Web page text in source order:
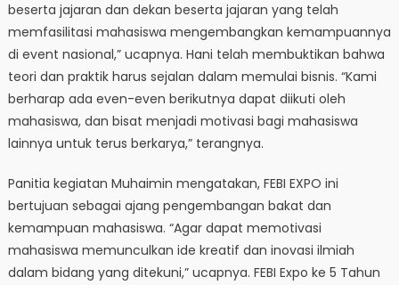
beserta jajaran dan dekan beserta jajaran yang telah
memfasilitasi mahasiswa mengembangkan kemampuannya
di event nasional,” ucapnya. Hani telah membuktikan bahwa
teori dan praktik harus sejalan dalam memulai bisnis. “Kami
berharap ada even-even berikutnya dapat diikuti oleh
mahasiswa, dan bisat menjadi motivasi bagi mahasiswa
lainnya untuk terus berkarya,” terangnya.
Panitia kegiatan Muhaimin mengatakan, FEBI EXPO ini
bertujuan sebagai ajang pengembangan bakat dan
kemampuan mahasiswa. “Agar dapat memotivasi
mahasiswa memunculkan ide kreatif dan inovasi ilmiah
dalam bidang yang ditekuni,” ucapnya. FEBI Expo ke 5 Tahun